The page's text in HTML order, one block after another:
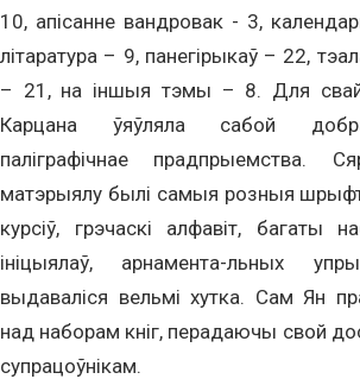
10, апісанне вандровак - 3,
літаратура – 9, панегірыкаў – 22,
– 21, на іншыя тэмы – 8. Для
Карцана ўяўляла сабой
паліграфічнае прадпрыемства.
матэрыялу былі самыя розныя
курсіў, грэчаскі алфавіт, багаты
ініцыялаў, арнамента-льных
выдаваліся вельмі хутка. Сам Ян
над наборам кніг, перадаючы свой
супрацоўнікам.